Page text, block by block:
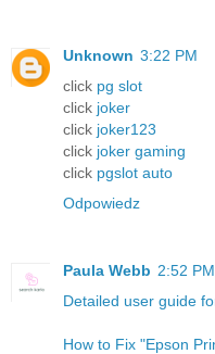
Unknown 3:22 PM
click pg slot
click joker
click joker123
click joker gaming
click pgslot auto
Odpowiedz
Paula Webb 2:52 PM
Detailed user guide
How to Fix "Epson